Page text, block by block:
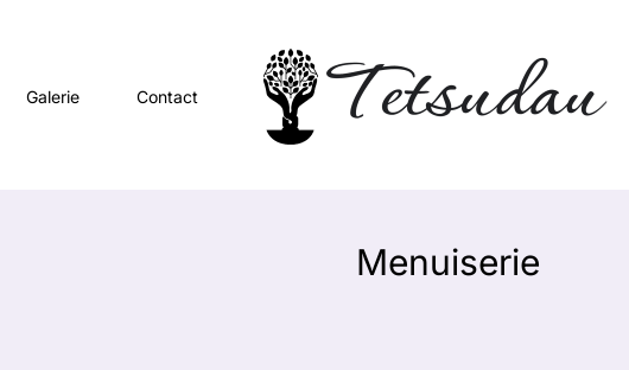
Galerie Contact
Menuiserie